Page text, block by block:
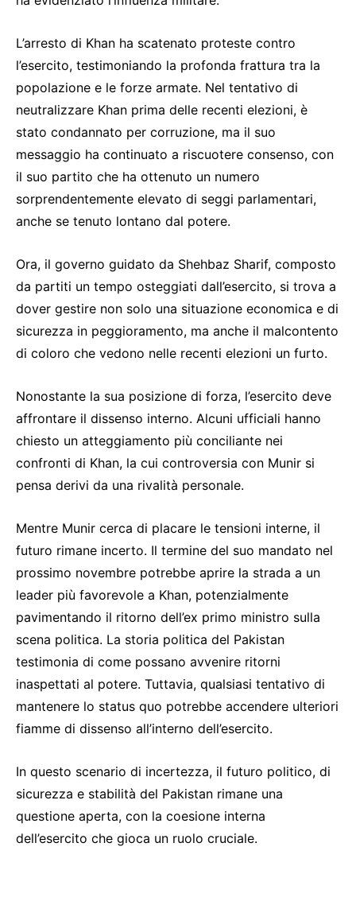
L’arresto di Khan ha scatenato proteste contro
l’esercito, testimoniando la profonda frattura tra la
popolazione e le forze armate. Nel tentativo di
neutralizzare Khan prima delle recenti elezioni, è
stato condannato per corruzione, ma il suo
messaggio ha continuato a riscuotere consenso, con
il suo partito che ha ottenuto un numero
sorprendentemente elevato di seggi parlamentari,
anche se tenuto lontano dal potere.
Ora, il governo guidato da Shehbaz Sharif, composto
da partiti un tempo osteggiati dall’esercito, si trova a
dover gestire non solo una situazione economica e di
sicurezza in peggioramento, ma anche il malcontento
di coloro che vedono nelle recenti elezioni un furto.
Nonostante la sua posizione di forza, l’esercito deve
affrontare il dissenso interno. Alcuni ufficiali hanno
chiesto un atteggiamento più conciliante nei
confronti di Khan, la cui controversia con Munir si
pensa derivi da una rivalità personale.
Mentre Munir cerca di placare le tensioni interne, il
futuro rimane incerto. Il termine del suo mandato nel
prossimo novembre potrebbe aprire la strada a un
leader più favorevole a Khan, potenzialmente
pavimentando il ritorno dell’ex primo ministro sulla
scena politica. La storia politica del Pakistan
testimonia di come possano avvenire ritorni
inaspettati al potere. Tuttavia, qualsiasi tentativo di
mantenere lo status quo potrebbe accendere ulteriori
fiamme di dissenso all’interno dell’esercito.
In questo scenario di incertezza, il futuro politico, di
sicurezza e stabilità del Pakistan rimane una
questione aperta, con la coesione interna
dell’esercito che gioca un ruolo cruciale.